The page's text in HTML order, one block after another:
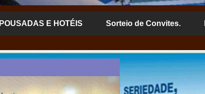
POUSADAS E HOTÉIS Sorteio de Convites.